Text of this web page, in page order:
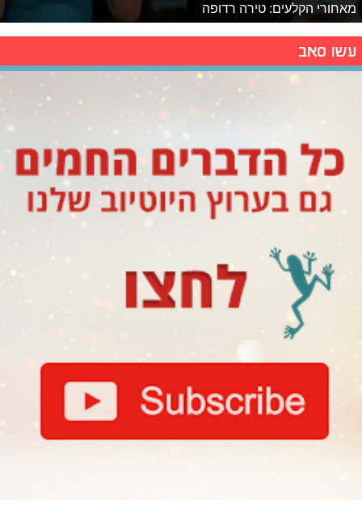
מאחורי הקלעים: טירה רדופה
עשו סאב